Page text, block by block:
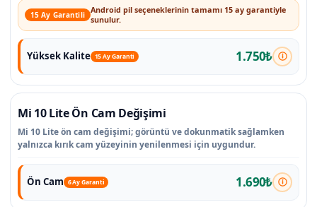
15 Ay Garantili Android pil seçeneklerinin tamamı 15 ay garantiyle
sunulur.
Yüksek Kalite 15 Ay Garanti 1.750₺
Mi 10 Lite Ön Cam Değişimi
Mi 10 Lite ön cam değişimi; görüntü ve dokunmatik sağlamken
yalnızca kırık cam yüzeyinin yenilenmesi için uygundur.
Ön Cam 6 Ay Garanti 1.690₺